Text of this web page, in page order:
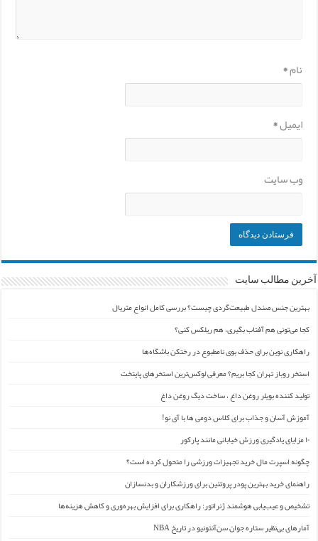
نام*
ایمیل*
وب‌ سایت
آخرین مطالب سایت
بهترین جنس صندل طبیعت‌گردی چیست؟ بررسی کامل انواع متریال
کجا می‌تونی هم آفتاب بگیری، هم ریلکس کنی؟
راهکاری نوین برای حذف بوی نامطبوع در رختکن باشگاه‌ها
استخر روباز تهران کجا بریم؟ معرفی لوکس‌ترین استخرهای پایتخت
تولید کننده بویلر روغن داغ ، ساخت دیگ روغن داغ
آموزش آسان و جذاب برای کلاس دومی ها با آی نو!
۱۰ مزایای یادگیری ورزش خیابانی مانند پارکور
چگونه اسپرت مال خرید تجهیزات ورزشی را متحول کرده است؟
راهنمای خرید بهترین پودر پروتئین برای ورزشکاران و بدنسازان
تشخیص و عیب‌یابی هوشمند ژنراتور: راهکاری برای افزایش بهره‌وری و کاهش هزینه‌ها
آمارهای بی‌نظیر ستاره جوان سن‌آنتونیو در تاریخ NBA